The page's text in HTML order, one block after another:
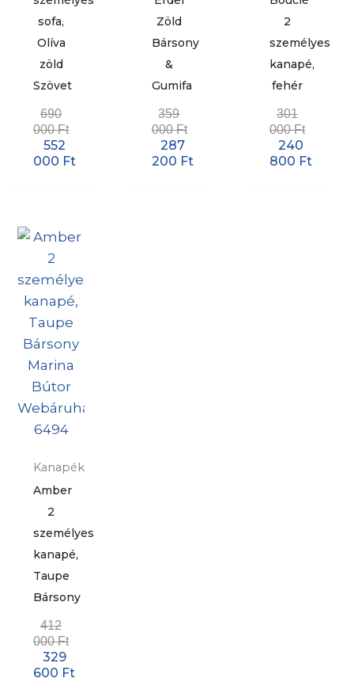
sofa,
Olíva
zöld
Szövet
690
000Ft
552
000 Ft
Zöld
Bársony
&
Gumifa
359
000Ft
287
200 Ft
2
személyes
kanapé,
fehér
301
000Ft
240
800 Ft
Kanapék
Amber
2
személyes
kanapé,
Taupe
Bársony
412
000Ft
329
600 Ft